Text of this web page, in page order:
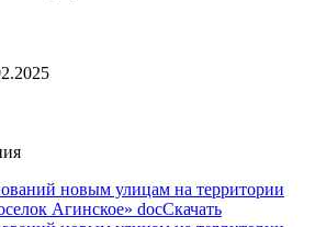
новым улицам на территории
Агинское» docСкачать